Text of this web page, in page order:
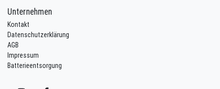
Unternehmen
Kontakt
Datenschutzerklärung
AGB
Impressum
Batterieentsorgung